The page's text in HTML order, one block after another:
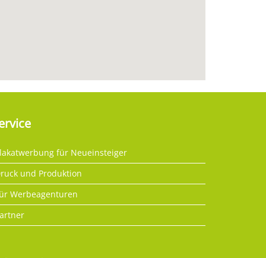
für Neueinsteiger
und Produktion
Werbeagenturen